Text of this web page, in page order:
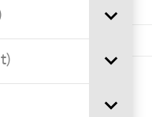
1401-1450 (39)
1551-1600 (34)
Meer